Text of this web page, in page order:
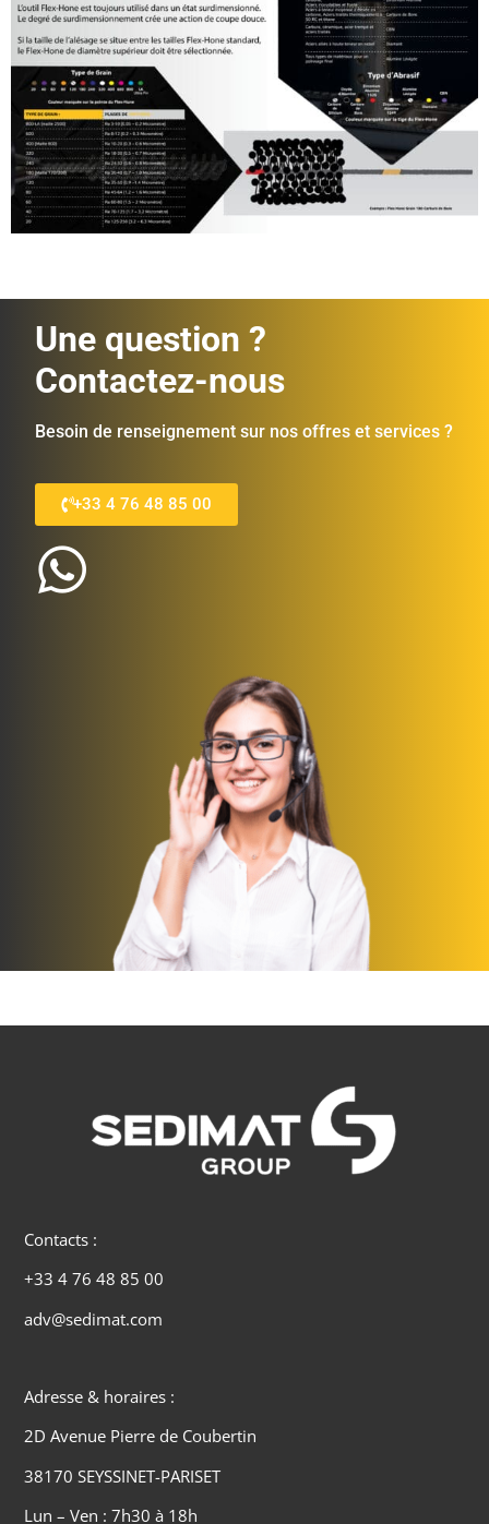
Une question ?
Contactez-nous
Besoin de renseignement sur nos offres et services ?
+33 4 76 48 85 00
Contacts :
+33 4 76 48 85 00
adv@sedimat.com
Adresse & horaires :
2D Avenue Pierre de Coubertin
38170 SEYSSINET-PARISET
Lun – Ven : 7h30 à 18h